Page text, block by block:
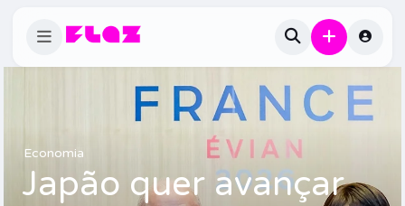
Economia
Japão quer avançar